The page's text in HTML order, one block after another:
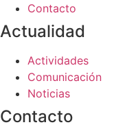
Contacto
Actualidad
Actividades
Comunicación
Noticias
Contacto